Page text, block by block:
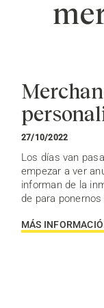
27/10/2022
Los días van
empezar a ver
informan de la
de para ponernos
MÁS